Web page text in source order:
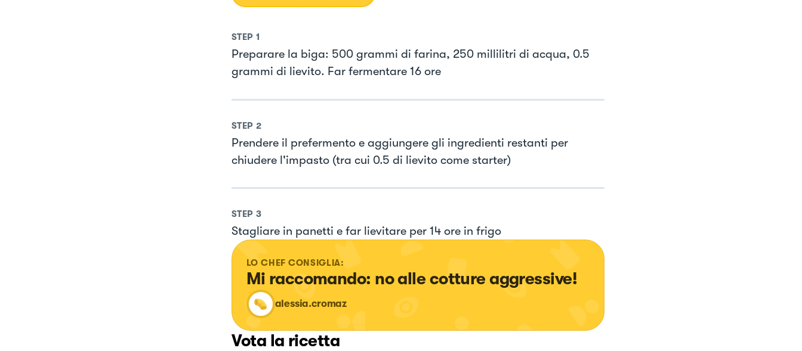
STEP 1
Preparare la biga: 500 grammi di farina, 250 millilitri di acqua, 0.5
grammi di lievito. Far fermentare 16 ore
STEP 2
Prendere il prefermento e aggiungere gli ingredienti restanti per
chiudere l'impasto (tra cui 0.5 di lievito come starter)
STEP 3
Stagliare in panetti e far lievitare per 14 ore in frigo
LO CHEF CONSIGLIA:
Mi raccomando: no alle cotture aggressive!
alessia.cromaz
Vota la ricetta